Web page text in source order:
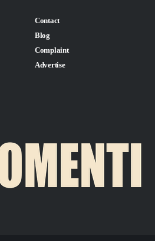
Contact
Blog
Complaint
Advertise